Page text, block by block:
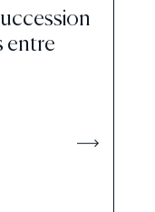
entre